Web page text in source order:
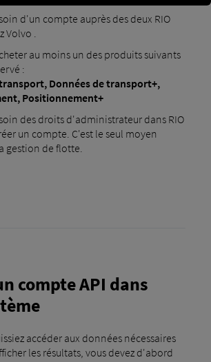
d'un compte auprès des deux RIO
Volvo .
au moins un des produits suivants
:
Données de transport+,
Positionnement+
des droits d'administrateur dans RIO
un compte. C'est le seul moyen
gestion de flotte.
compte API dans
accéder aux données nécessaires
les résultats, vous devez d'abord